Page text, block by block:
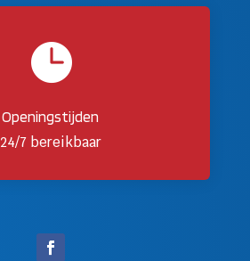

Openingstijden
24/7 bereikbaar